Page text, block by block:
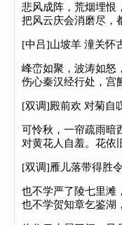
悲风成阵，荒烟埋恨
把风云庆会消磨尽，
[中吕]山坡羊 潼关怀
峰峦如聚，波涛如怒
伤心秦汉经行处，宫
[双调]殿前欢 对菊自
可怜秋，一帘疏雨暗
对黄花人自羞。花依
[双调]雁儿落带得胜
也不学严了陵七里滩
也不学贺知章乞鉴湖